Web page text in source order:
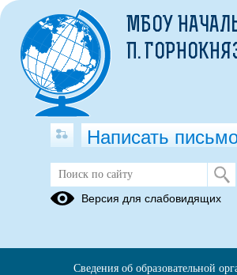
МБОУ
П.
Написать
Версия для слабовидящих
Сведения об образовательной